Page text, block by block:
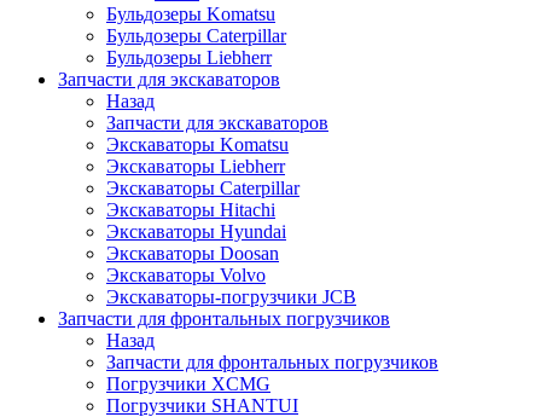
Бульдозеры Komatsu
Бульдозеры Caterpillar
Бульдозеры Liebherr
Запчасти для экскаваторов
Назад
Запчасти для экскаваторов
Экскаваторы Komatsu
Экскаваторы Liebherr
Экскаваторы Caterpillar
Экскаваторы Hitachi
Экскаваторы Hyundai
Экскаваторы Doosan
Экскаваторы Volvo
Экскаваторы-погрузчики JCB
Запчасти для фронтальных погрузчиков
Назад
Запчасти для фронтальных погрузчиков
Погрузчики XCMG
Погрузчики SHANTUI